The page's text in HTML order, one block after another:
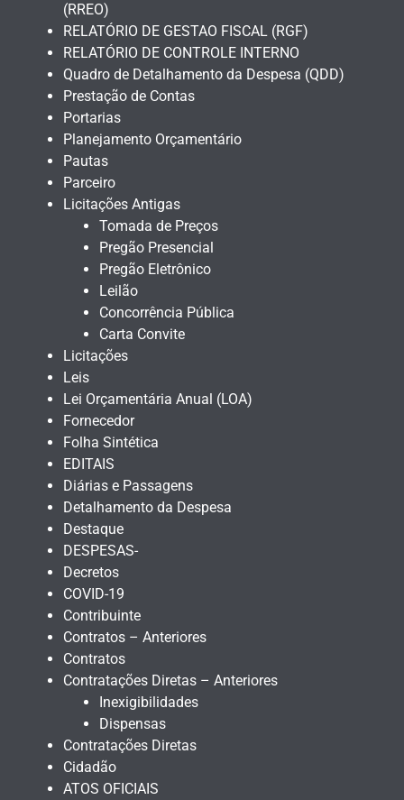
(RREO)
RELATÓRIO DE GESTAO FISCAL (RGF)
RELATÓRIO DE CONTROLE INTERNO
Quadro de Detalhamento da Despesa (QDD)
Prestação de Contas
Portarias
Planejamento Orçamentário
Pautas
Parceiro
Licitações Antigas
Tomada de Preços
Pregão Presencial
Pregão Eletrônico
Leilão
Concorrência Pública
Carta Convite
Licitações
Leis
Lei Orçamentária Anual (LOA)
Fornecedor
Folha Sintética
EDITAIS
Diárias e Passagens
Detalhamento da Despesa
Destaque
DESPESAS-
Decretos
COVID-19
Contribuinte
Contratos – Anteriores
Contratos
Contratações Diretas – Anteriores
Inexigibilidades
Dispensas
Contratações Diretas
Cidadão
ATOS OFICIAIS